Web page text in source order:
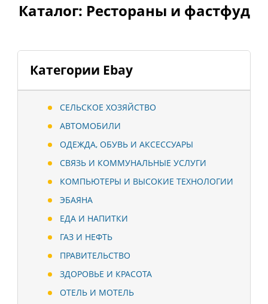
Категории Ebay
СЕЛЬСКОЕ ХОЗЯЙСТВО
АВТОМОБИЛИ
ОДЕЖДА, ОБУВЬ И АКСЕССУАРЫ
СВЯЗЬ И КОММУНАЛЬНЫЕ УСЛУГИ
КОМПЬЮТЕРЫ И ВЫСОКИЕ ТЕХНОЛОГИИ
ЭБАЯНА
ЕДА И НАПИТКИ
ГАЗ И НЕФТЬ
ПРАВИТЕЛЬСТВО
ЗДОРОВЬЕ И КРАСОТА
ОТЕЛЬ И МОТЕЛЬ
Каталог: Рестораны и фастфуд